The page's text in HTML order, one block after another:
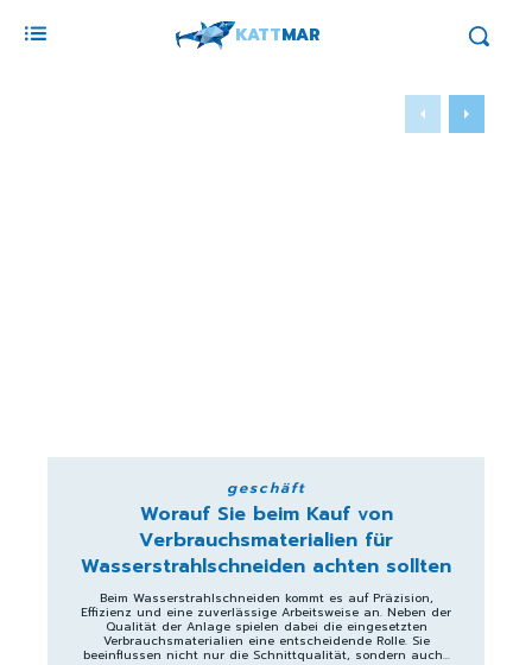
KATTMAR
geschäft
Worauf Sie beim Kauf von
Verbrauchsmaterialien für
Wasserstrahlschneiden achten sollten
Beim Wasserstrahlschneiden kommt es auf Präzision,
Effizienz und eine zuverlässige Arbeitsweise an. Neben der
Qualität der Anlage spielen dabei die eingesetzten
Verbrauchsmaterialien eine entscheidende Rolle. Sie
beeinflussen nicht nur die Schnittqualität, sondern auch...